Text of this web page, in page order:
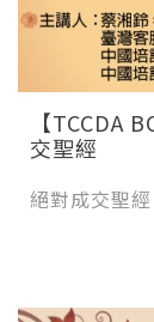
【TCCDA
交聖經
絕對成交聖經